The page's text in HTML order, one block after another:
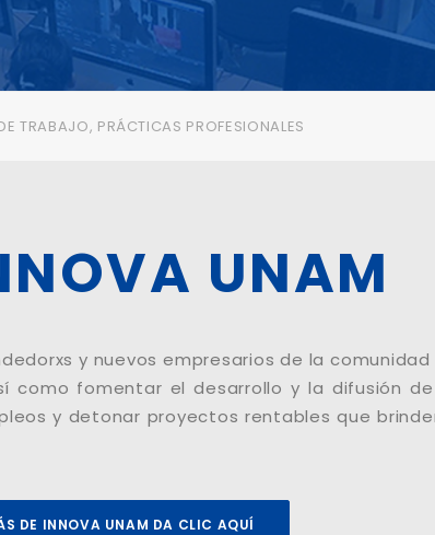
TRABAJO, PRÁCTICAS PROFESIONALES
UNAM
y nuevos empresarios de la
como fomentar el desarrollo y la difusión
y detonar proyectos rentables que
DE INNOVA UNAM DA CLIC AQUÍ